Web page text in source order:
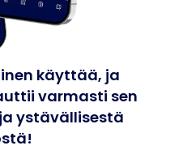
käyttää, ja
varmasti sen
ystävällisestä